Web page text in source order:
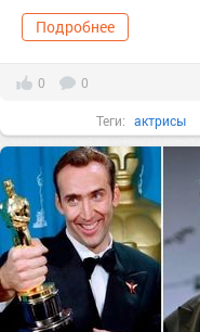
Подробнее
0 0
Теги: актрисы